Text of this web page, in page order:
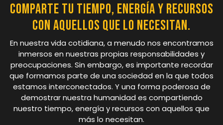
Comparte tu tiempo, energía y recursos
con aquellos que lo necesitan.
En nuestra vida cotidiana, a menudo nos encontramos
inmersos en nuestras propias responsabilidades y
preocupaciones. Sin embargo, es importante recordar
que formamos parte de una sociedad en la que todos
estamos interconectados. Y una forma poderosa de
demostrar nuestra humanidad es compartiendo
nuestro tiempo, energía y recursos con aquellos que
más lo necesitan.